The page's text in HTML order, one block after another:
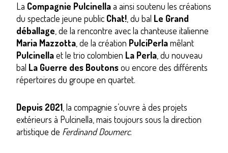
La Compagnie Pulcinellaa ainsi soutenu les créations
du spectacle jeune public Chat! , du bal Le Grand
déballage , de la rencontre avec la chanteuse italienne
Maria Mazzotta , de la création PulciPerlamêlant
Pulcinellaet le trio colombien La Perla , du nouveau
bal La Guerre des Boutonsou encore des différents
répertoires du groupe en quartet.
Depuis 2021 , la compagnie s’ouvre à des projets
extérieurs à Pulcinella, mais toujours sous la direction
artistique de Ferdinand Doumerc.